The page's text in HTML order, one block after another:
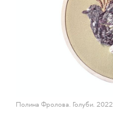
Полина Фролова. Голуби. 2022